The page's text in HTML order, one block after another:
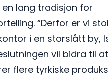
lang tradisjon for
“Derfor er vi
i en storslått by,
vil bidra til
flere tyrkiske